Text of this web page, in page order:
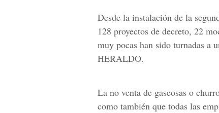
Desde la instalación de la
128 proyectos de decreto, 22
muy pocas han sido turnadas a
HERALDO.
La no venta de gaseosas o
como también que todas las